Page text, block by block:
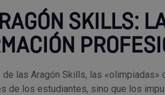
SKILLS:
las Aragón Skills, las «olimpiadas»
de los estudiantes, sino que los